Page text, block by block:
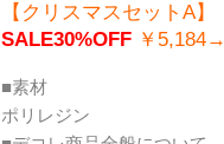
【クリスマスセットA】
SALE30%OFF ￥
■素材
ポリレジン